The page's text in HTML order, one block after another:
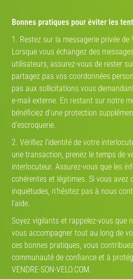
Bonnes pratiques pour éviter les
1. Restez sur la messagerie privée de
Lorsque vous échangez des
utilisateurs, assurez-vous de rester
partagez pas vos coordonnées
pas aux sollicitations vous
e-mail externe. En restant sur notre
bénéficiez d’une protection
d’escroquerie.
2. Vérifiez l’identité de votre
une transaction, prenez le temps de
interlocuteur. Assurez-vous que les
cohérentes et légitimes. Si vous avez
inquiétudes, n’hésitez pas à nous
l’aide.
Soyez vigilants et rappelez-vous que
vous accompagner tout au long de
ces bonnes pratiques, vous
communauté de confiance et à
VENDRE-SON-VELO.COM.